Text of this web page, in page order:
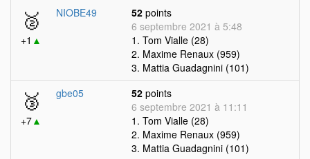
🥈
+1 ▲
NIOBE49 52 points
6 septembre 2021 à 5:48
1. Tom Vialle (28)
2. Maxime Renaux (959)
3. Mattia Guadagnini (101)
🥉
+7▲
gbe05 52 points
6 septembre 2021 à 11:11
1. Tom Vialle (28)
2. Maxime Renaux (959)
3. Mattia Guadagnini (101)